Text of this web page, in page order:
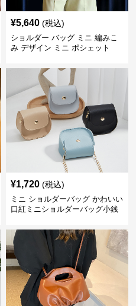
¥5,640 (税込)
ショルダー バッグ ミニ 編みこ
み デザイン ミニ ポシェット
¥1,720 (税込)
ミニ ショルダーバッグ かわいい
口紅ミニショルダーバッグ小銭